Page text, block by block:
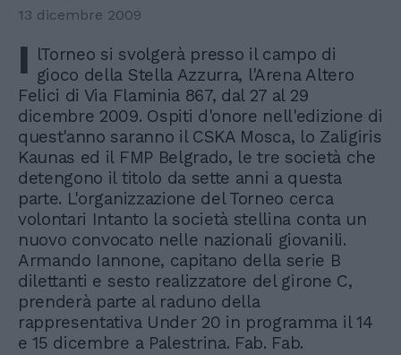
13 dicembre 2009
I lTorneo si svolgerà presso il campo di
gioco della Stella Azzurra, l'Arena Altero
Felici di Via Flaminia 867, dal 27 al 29
dicembre 2009. Ospiti d'onore nell'edizione di
quest'anno saranno il CSKA Mosca, lo Zaligiris
Kaunas ed il FMP Belgrado, le tre società che
detengono il titolo da sette anni a questa
parte. L'organizzazione del Torneo cerca
volontari Intanto la società stellina conta un
nuovo convocato nelle nazionali giovanili.
Armando Iannone, capitano della serie B
dilettanti e sesto realizzatore del girone C,
prenderà parte al raduno della
rappresentativa Under 20 in programma il 14
e 15 dicembre a Palestrina. Fab. Fab.